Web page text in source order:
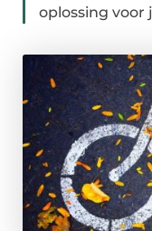
oplossing voor